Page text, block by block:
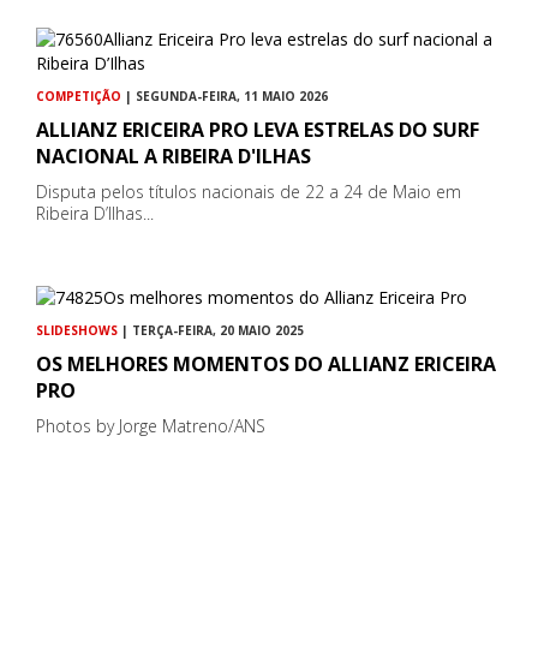
COMPETIÇÃO | SEGUNDA-FEIRA, 11 MAIO 2026
ALLIANZ ERICEIRA PRO LEVA ESTRELAS DO SURF
NACIONAL A RIBEIRA D'ILHAS
Disputa pelos títulos nacionais de 22 a 24 de Maio em
Ribeira D’Ilhas...
SLIDESHOWS | TERÇA-FEIRA, 20 MAIO 2025
OS MELHORES MOMENTOS DO ALLIANZ ERICEIRA
PRO
Photos by Jorge Matreno/ANS